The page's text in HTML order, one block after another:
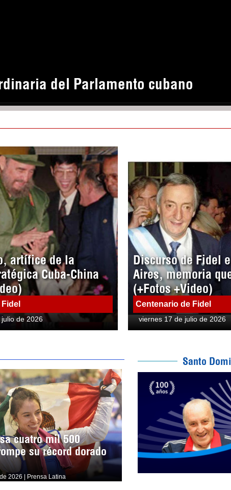
del Parlamento cubano
artífice de la
Cuba-China
de 2026
Discurso de Fidel
Aires, memoria
(+Fotos +Video)
Centenario de Fidel
viernes 17 de julio de 2026
cuatro mil 500
su récord dorado
2026 | Prensa Latina
Santo